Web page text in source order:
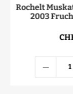
Rochelt
2003